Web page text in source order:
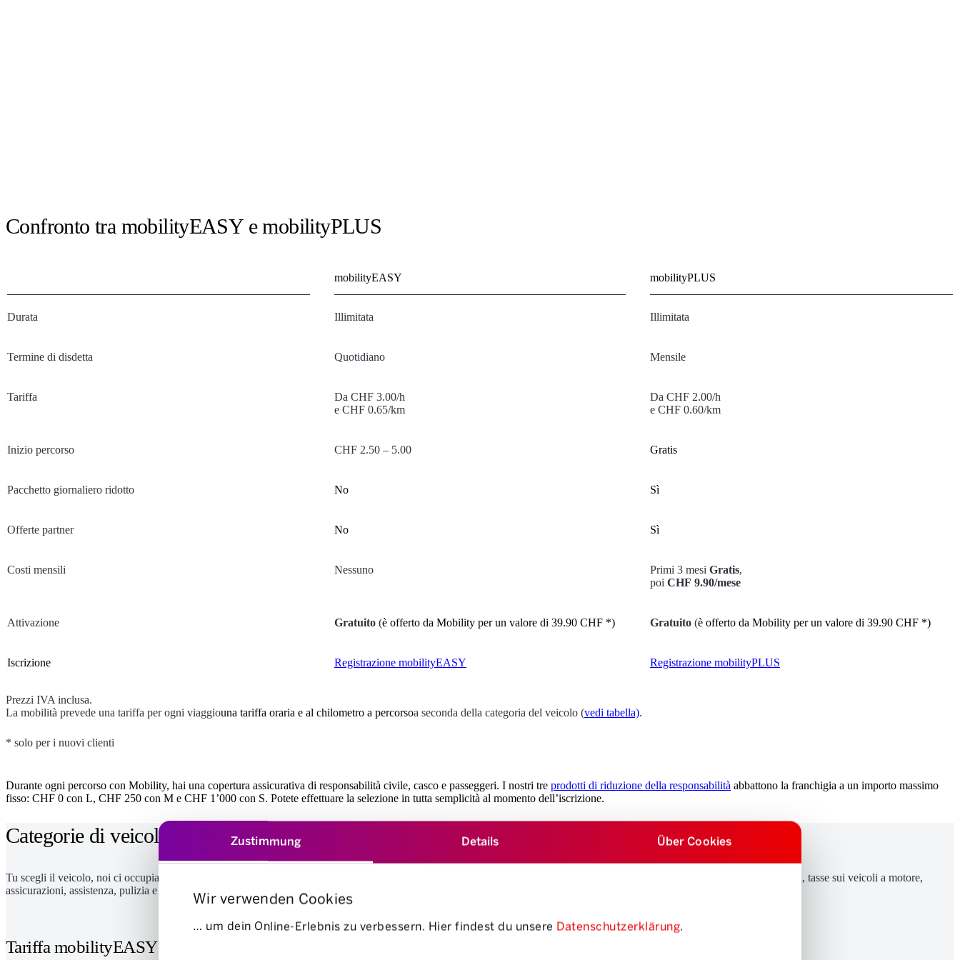
Zustimmung Details Über Cookies
Wir verwenden Cookies
… um dein Online-Erlebnis zu verbessern. Hier findest du unsere Datenschutzerklärung.
Confronto tra mobilityEASY e mobilityPLUS
mobilityEASY mobilityPLUS
Durata Illimitata Illimitata
Termine di disdetta Quotidiano Mensile
Tariffa
Da CHF 3.00/h
e CHF 0.65/km
Da CHF 2.00/h
e CHF 0.60/km
Inizio percorso CHF 2.50 – 5.00 Gratis
Pacchetto giornaliero ridotto No Sì
Offerte partner No Sì
Costi mensili Nessuno Primi 3 mesi Gratis,
poi CHF 9.90/mese
Attivazione Gratuito (è offerto da Mobility per un valore di 39.90 CHF *) Gratuito (è offerto da Mobility per un valore di 39.90 CHF *)
Iscrizione Registrazione mobilityEASY Registrazione mobilityPLUS
Prezzi IVA inclusa.
La mobilità prevede una tariffa per ogni viaggiouna tariffa oraria e al chilometro a percorsoa seconda della categoria del veicolo (vedi tabella).
* solo per i nuovi clienti
Durante ogni percorso con Mobility, hai una copertura assicurativa di responsabilità civile, casco e passeggeri. I nostri tre prodotti di riduzione della responsabilità abbattono la franchigia a un importo massimo
fisso: CHF 0 con L, CHF 250 con M e CHF 1’000 con S. Potete effettuare la selezione in tutta semplicità al momento dell’iscrizione.
Categorie di veicoli e tariffe
Tu scegli il veicolo, noi ci occupiamo del resto: le tariffe Mobility sono trasparenti e variano in base alla categoria del veicolo scelto. Sono comprensive di: carburante & elettricità, tasse sui veicoli a motore,
assicurazioni, assistenza, pulizia e riparazioni.
Tariffa mobilityEASY